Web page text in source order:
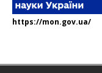
https://mon.gov.ua/